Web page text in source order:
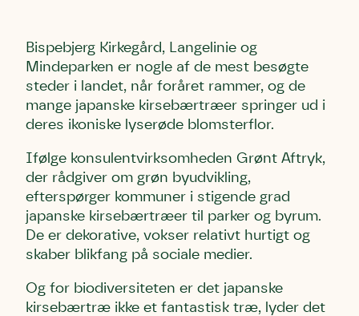
Bispebjerg Kirkegård, Langelinie og
Mindeparken er nogle af de mest besøgte
steder i landet, når foråret rammer, og de
mange japanske kirsebærtræer springer ud i
deres ikoniske lyserøde blomsterflor.
Ifølge konsulentvirksomheden Grønt Aftryk,
der rådgiver om grøn byudvikling,
efterspørger kommuner i stigende grad
japanske kirsebærtræer til parker og byrum.
De er dekorative, vokser relativt hurtigt og
skaber blikfang på sociale medier.
Og for biodiversiteten er det japanske
kirsebærtræ ikke et fantastisk træ, lyder det